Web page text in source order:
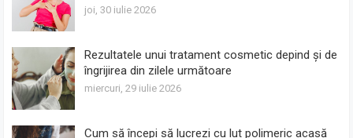
joi, 30 iulie 2026
Rezultatele unui tratament cosmetic depind și de
îngrijirea din zilele următoare
miercuri, 29 iulie 2026
Cum să începi să lucrezi cu lut polimeric acasă